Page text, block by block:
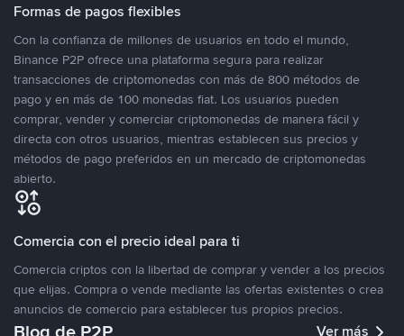
Formas de pagos flexibles
Con la confianza de millones de usuarios en todo el mundo,
Binance P2P ofrece una plataforma segura para realizar
transacciones de criptomonedas con más de 800 métodos de
pago y en más de 100 monedas fiat. Los usuarios pueden
comprar, vender y comerciar criptomonedas de manera fácil y
directa con otros usuarios, mientras establecen sus precios y
métodos de pago preferidos en un mercado de criptomonedas
abierto.
Comercia con el precio ideal para ti
Comercia criptos con la libertad de comprar y vender a los precios
que elijas. Compra o vende mediante las ofertas existentes o crea
anuncios de comercio para establecer tus propios precios.
Ver más